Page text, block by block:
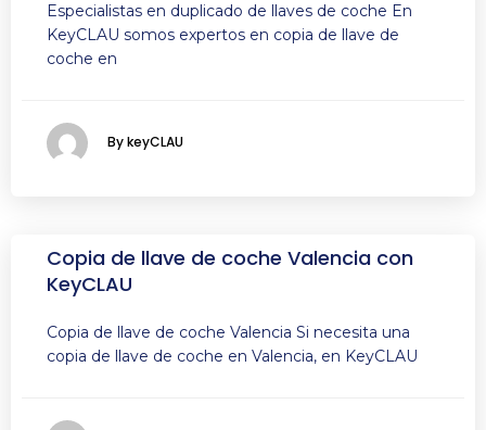
Especialistas en duplicado de llaves de coche En
KeyCLAU somos expertos en copia de llave de
coche en
By keyCLAU
Copia de llave de coche Valencia con
KeyCLAU
Copia de llave de coche Valencia Si necesita una
copia de llave de coche en Valencia, en KeyCLAU